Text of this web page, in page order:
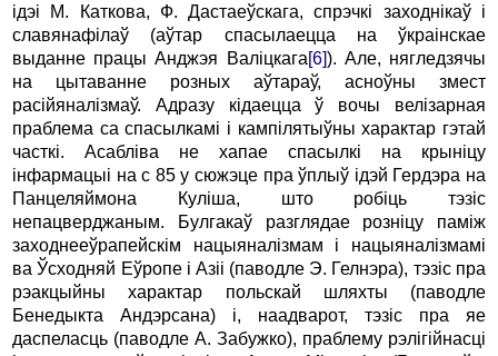
ідэі М. Каткова, Ф. Дастаеўскага, спрэчкі заходнікаў i
славянафілаў (аўтар спасылаецца на ўкраінскае
выданне працы Анджэя Валіцкага[6]). Але, нягледзячы
на цытаванне розных аўтараў, асноўны змест
расійяналізмаў. Адразу кідаецца ў вочы велізарная
праблема са спасылкамі i кампілятыўны характар гэтай
часткі. Асабліва не хапае спасылкі на крыніцу
інфармацыі на с 85 у сюжэце пра ўплыў ідэй Гердэра на
Панцеляймона Куліша, што робіць тэзіс
непацверджаным. Булгакаў разглядае розніцу паміж
заходнееўрапейскім нацыяналізмам i нацыяналізмамі
ва Ўсходняй Еўропе i Азіі (паводле Э. Гелнэра), тэзіс пра
рэакцыйны характар польскай шляхты (паводле
Бенедыкта Андэрсана) і, наадварот, тэзіс пра яе
даспеласць (па­водле А. Забужко), праблему рэлігійнасці